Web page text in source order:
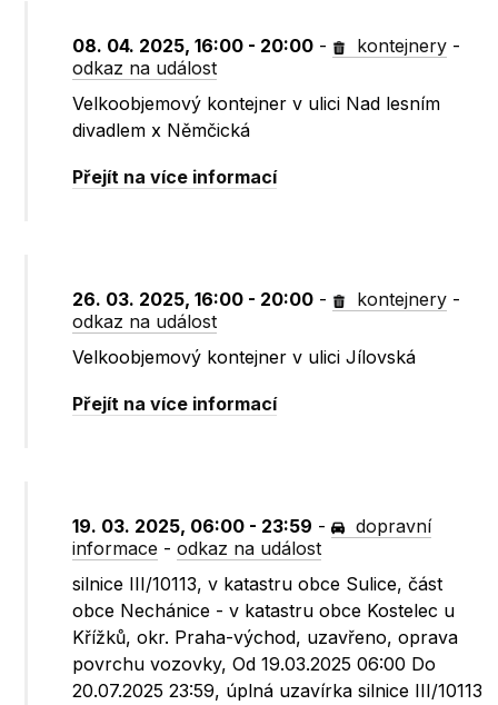
08. 04. 2025, 16:00 - 20:00 - kontejnery -
odkaz na událost
Velkoobjemový kontejner v ulici Nad lesním
divadlem x Němčická
Přejít na více informací
26. 03. 2025, 16:00 - 20:00 - kontejnery -
odkaz na událost
Velkoobjemový kontejner v ulici Jílovská
Přejít na více informací
19. 03. 2025, 06:00 - 23:59 -
dopravní
informace -odkaz na událost
silnice III/10113, v katastru obce Sulice, část
obce Nechánice - v katastru obce Kostelec u
Křížků, okr. Praha-východ, uzavřeno, oprava
povrchu vozovky, Od 19.03.2025 06:00 Do
20.07.2025 23:59, úplná uzavírka silnice III/10113